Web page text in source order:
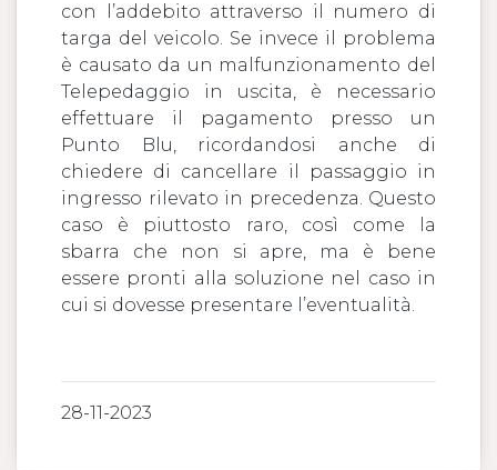
con l’addebito attraverso il numero di
targa del veicolo. Se invece il problema
è causato da un malfunzionamento del
Telepedaggio in uscita, è necessario
effettuare il pagamento presso un
Punto Blu, ricordandosi anche di
chiedere di cancellare il passaggio in
ingresso rilevato in precedenza. Questo
caso è piuttosto raro, così come la
sbarra che non si apre, ma è bene
essere pronti alla soluzione nel caso in
cui si dovesse presentare l’eventualità.
28-11-2023